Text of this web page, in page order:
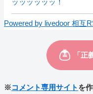
ッッッッッッ！
Powered by livedoor 相互
※コメント専用サイト を